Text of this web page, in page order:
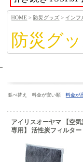
HOME >防災グッズ > インフ
防災グ
並べ替え 料金が安い順料金が
アイリスオーヤマ 【空
専用】 活性炭フィルタ